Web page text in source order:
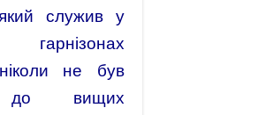
служив у
гарнізонах
не був
до вищих